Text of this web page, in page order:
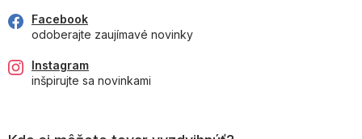
Facebook
odoberajte zaujímavé novinky
Instagram
inšpirujte sa novinkami